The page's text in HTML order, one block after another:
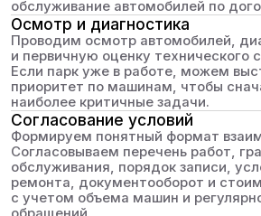
ОСМОТР АВТОМОБИЛЯ ПЕРЕД ДАЛЬНЕЙ
ДОРОГОЙ ЗА 2500 РУБ.
Проверим технические жидкости,
тормозную систему и ходовую
часть, чтобы вы были уверены
в безопасности